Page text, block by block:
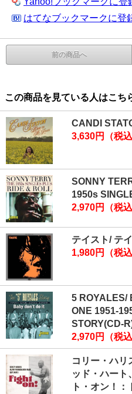
はてなブックマークに登
前の商品へ
この商品を見ている人はこち
CANDI
3,630円（税込
SONNY
1950s
2,970円（税込
テイスト/ テ
1,980円（税込
5 ROYALES/
ONE 1951-
STORY(CD-
2,970円（税込
コリー・ハリ
ッド・ハート
ト・オン！